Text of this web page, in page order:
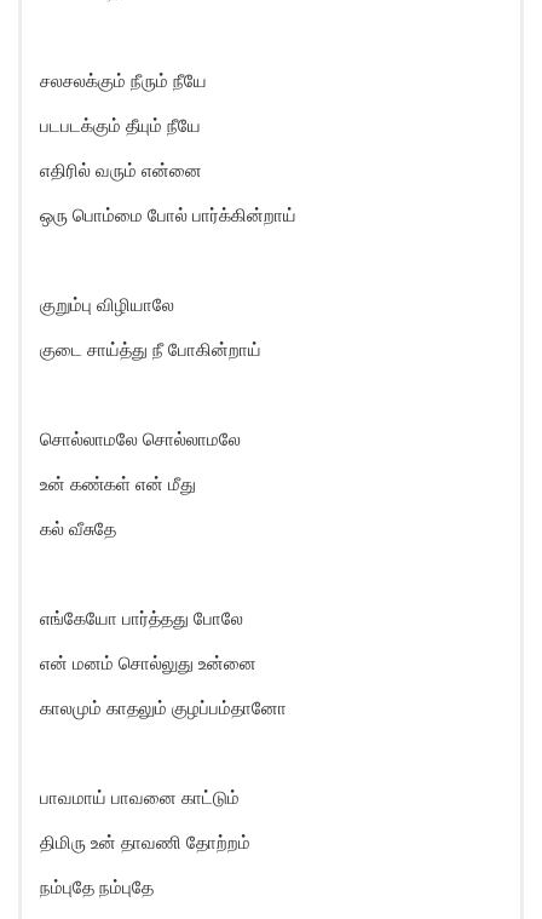
சலசலக்கும் நீரும் நீயே
படபடக்கும் தீயும் நீயே
எதிரில் வரும் என்னை
ஒரு பொம்மை போல் பார்க்கின்றாய்
குறும்பு விழியாலே
குடை சாய்த்து நீ போகின்றாய்
சொல்லாமலே சொல்லாமலே
உன் கண்கள் என் மீது
கல் வீசுதே
எங்கேயோ பார்த்தது போலே
என் மனம் சொல்லுது உன்னை
காலமும் காதலும் குழப்பம்தானோ
பாவமாய் பாவனை காட்டும்
திமிரு உன் தாவணி தோற்றம்
நம்புதே நம்புதே